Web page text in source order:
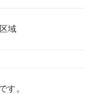
域
す。